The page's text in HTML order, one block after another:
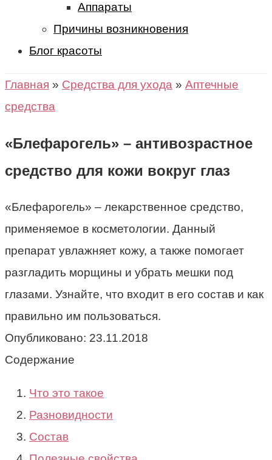
Аппараты
Причины возникновения
Блог красоты
Главная » Средства для ухода » Аптечные
средства
«Блефарогель» – антивозрастное
средство для кожи вокруг глаз
«Блефарогель» – лекарственное средство,
применяемое в косметологии. Данный
препарат увлажняет кожу, а также помогает
разгладить морщины и убрать мешки под
глазами. Узнайте, что входит в его состав и как
правильно им пользоваться.
Опубликовано: 23.11.2018
Содержание
Что это такое
Разновидности
Состав